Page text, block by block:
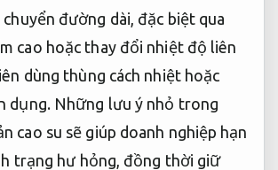
chuyển đường dài, đặc biệt qua
cao hoặc thay đổi nhiệt độ liên
dùng thùng cách nhiệt hoặc
dụng. Những lưu ý nhỏ trong
cao su sẽ giúp doanh nghiệp hạn
trạng hư hỏng, đồng thời giữ